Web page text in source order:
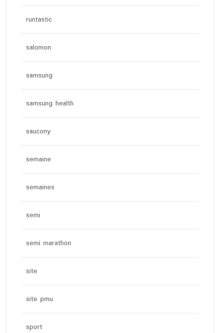
runtastic
salomon
samsung
samsung health
saucony
semaine
semaines
semi
semi marathon
site
site pmu
sport